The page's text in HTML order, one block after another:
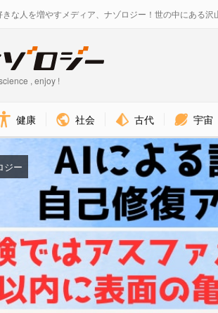
きな人を増やすメディア、ナゾロジー！世の中にある沢
, enjoy !
健康 社会 古代 宇宙
ジー